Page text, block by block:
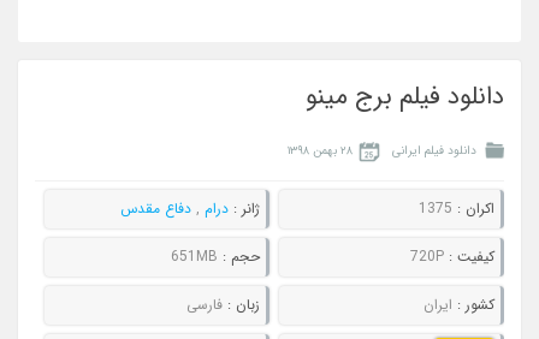
دانلود فیلم برج مینو
دانلود فیلم ایرانی ۲۸ بهمن ۱۳۹۸
اکران : 1375 ژانر : درام , دفاع مقدس
کيفيت :720P حجم : 651MB
کشور : ایران زبان : فارسی